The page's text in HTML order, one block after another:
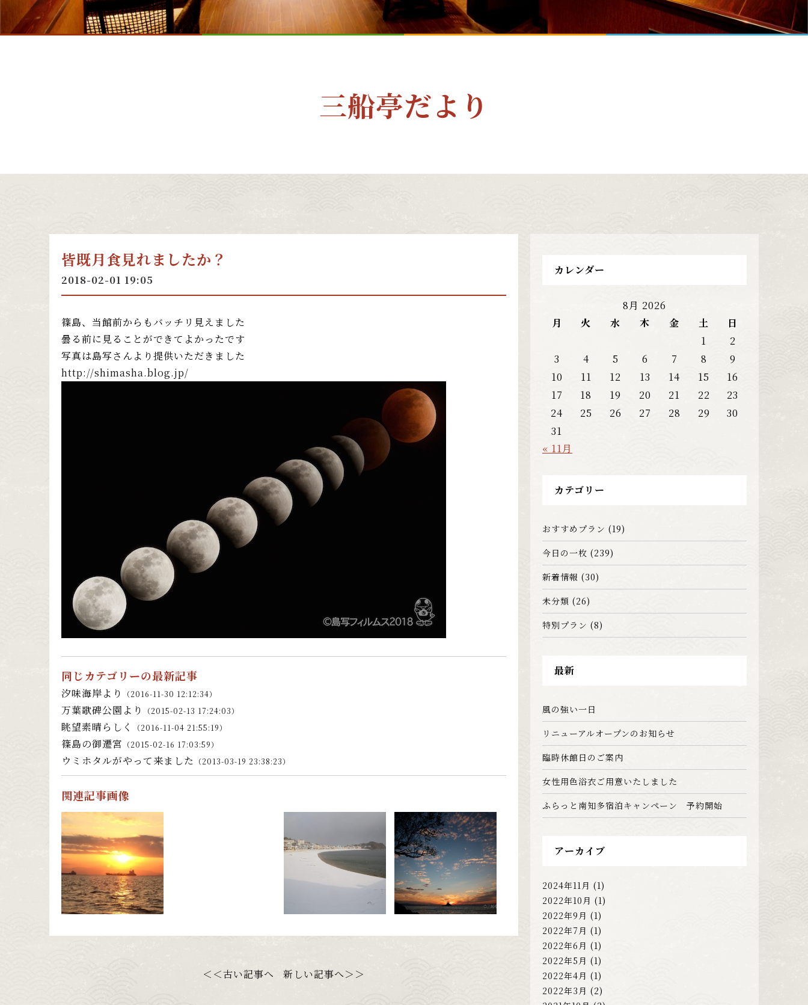
三船亭だより
皆既月食見れましたか？
2018-02-01 19:05
篠島、当館前からもバッチリ見えました
曇る前に見ることができてよかったです
写真は島写さんより提供いただきました
http://shimasha.blog.jp/
同じカテゴリーの最新記事
汐味海岸より （2016-11-30 12:12:34）
万葉歌碑公園より （2015-02-13 17:24:03）
眺望素晴らしく （2016-11-04 21:55:19）
篠島の御遷宮 （2015-02-16 17:03:59）
ウミホタルがやって来ました （2013-03-19 23:38:23）
関連記事画像
＜＜古い記事へ 新しい記事へ＞＞
カレンダー
8月 2026
月
火 水 木 金 土
日
1
2
3
4 5 6 7 8
9
10
11 12 13 14 15
16
17
18 19 20 21 22
23
24
25 26 27 28 29
30
31
« 11月
カテゴリー
おすすめプラン (19)
今日の一枚 (239)
新着情報 (30)
未分類 (26)
特別プラン (8)
最新
風の強い一日
リニューアルオープンのお知らせ
臨時休館日のご案内
女性用色浴衣ご用意いたしました
ふらっと南知多宿泊キャンペーン 予約開始
アーカイブ
2024年11月 (1)
2022年10月 (1)
2022年9月 (1)
2022年7月 (1)
2022年6月 (1)
2022年5月 (1)
2022年4月 (1)
2022年3月 (2)